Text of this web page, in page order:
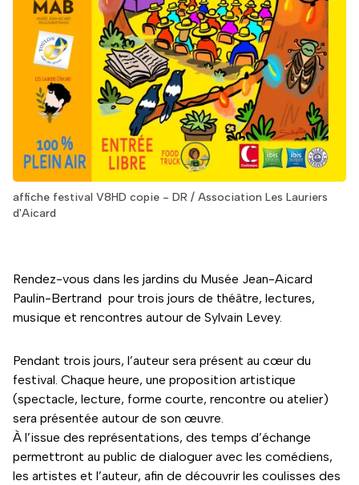
affiche festival V8HD copie - DR / Association Les Lauriers
d'Aicard
Rendez-vous dans les jardins du Musée Jean-Aicard
Paulin-Bertrand pour trois jours de théâtre, lectures,
musique et rencontres autour de Sylvain Levey.
Pendant trois jours, l’auteur sera présent au cœur du
festival. Chaque heure, une proposition artistique
(spectacle, lecture, forme courte, rencontre ou atelier)
sera présentée autour de son œuvre.
À l’issue des représentations, des temps d’échange
permettront au public de dialoguer avec les comédiens,
les artistes et l’auteur, afin de découvrir les coulisses des